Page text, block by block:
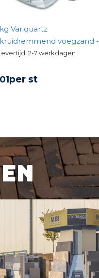
Variquartz
voegzand -
2-7 werkdagen
01per st